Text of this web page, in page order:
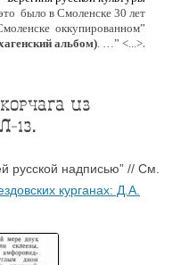
было в Смоленске 30 лет
оккупированном”
альбом). …” <...>.
из
13.
русской надписью” // См.
курганах: Д.А.